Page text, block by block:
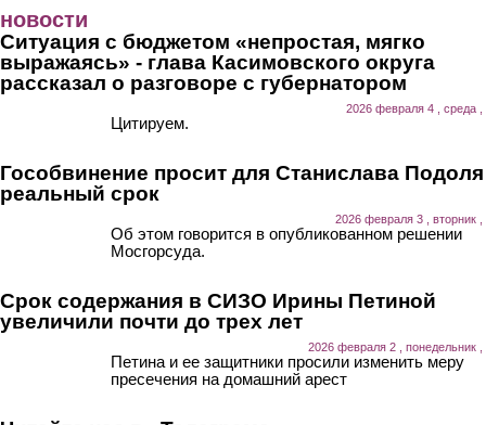
новости
Ситуация с бюджетом «непростая, мягко
выражаясь» - глава Касимовского округа
рассказал о разговоре с губернатором
2026 февраля 4 , среда ,
Цитируем.
Гособвинение просит для Станислава Подоля
реальный срок
2026 февраля 3 , вторник ,
Об этом говорится в опубликованном решении
Мосгорсуда.
Срок содержания в СИЗО Ирины Петиной
увеличили почти до трех лет
2026 февраля 2 , понедельник ,
Петина и ее защитники просили изменить меру
пресечения на домашний арест